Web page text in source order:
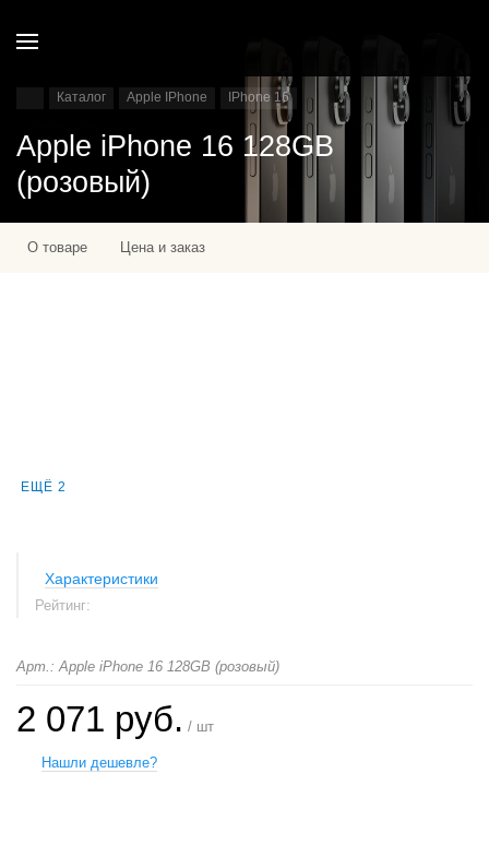
Каталог Apple IPhone IPhone 16
Apple iPhone 16 128GB
(розовый)
О товаре Цена и заказ
ЕЩЁ 2
Характеристики
Рейтинг:
Арт.: Apple iPhone 16 128GB (розовый)
2 071 руб. / шт
Нашли дешевле?